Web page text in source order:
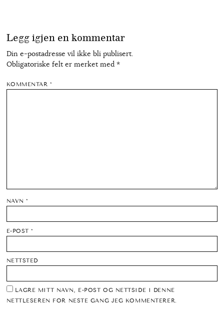
Legg igjen en kommentar
Din e-postadresse vil ikke bli publisert.
Obligatoriske felt er merket med *
KOMMENTAR*
NAVN*
E-POST*
NETTSTED
LAGRE MITT NAVN, E-POST OG NETTSIDE I DENNE
NETTLESEREN FOR NESTE GANG JEG KOMMENTERER.